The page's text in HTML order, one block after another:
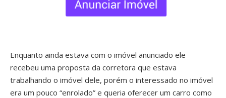
Enquanto ainda estava com o imóvel anunciado ele
recebeu uma proposta da corretora que estava
trabalhando o imóvel dele, porém o interessado no imóvel
era um pouco “enrolado” e queria oferecer um carro como